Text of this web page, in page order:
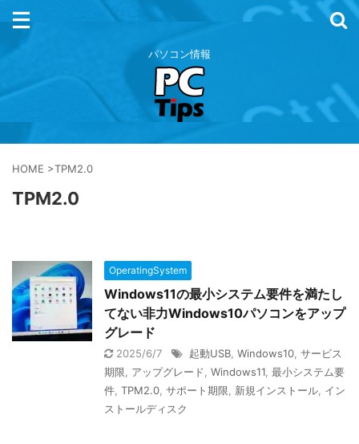
パソコン情報
HOME >TPM2.0
TPM2.0
OperatingSystem
Windows11の最小システム要件を満たし
てない非力Windows10パソコンをアップ
グレード
2025/6/7 起動USB Windows10 サービス
期限
アップグレード Windows11 最小システム要
件 TPM2.0 サポート期限 新規インストール イン
ストールディスク